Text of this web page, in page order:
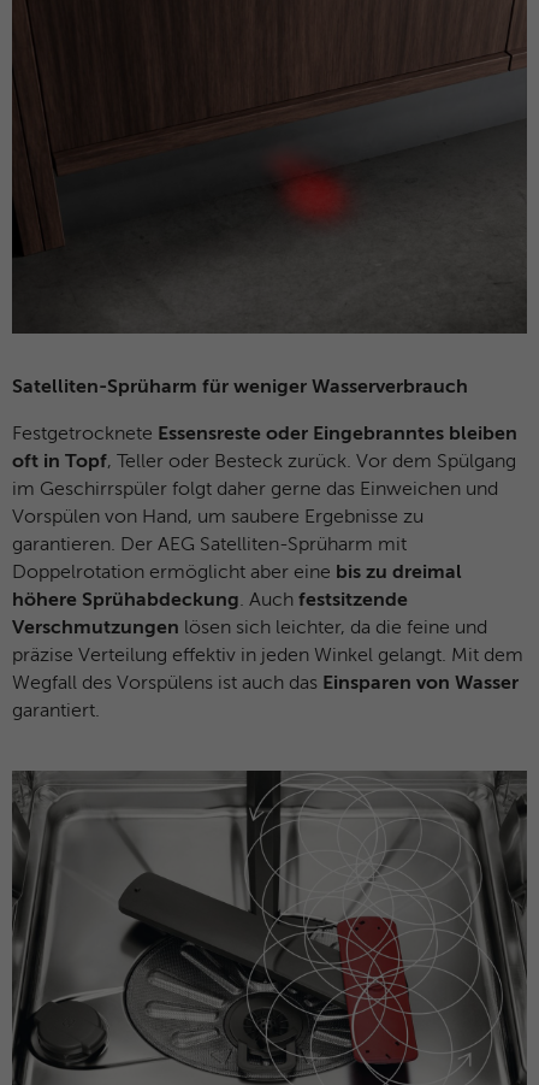
Satelliten-Sprüharm für weniger Wasserverbrauch
Festgetrocknete Essensreste oder Eingebranntes bleiben
oft in Topf, Teller oder Besteck zurück. Vor dem Spülgang
im Geschirrspüler folgt daher gerne das Einweichen und
Vorspülen von Hand, um saubere Ergebnisse zu
garantieren. Der AEG Satelliten-Sprüharm mit
Doppelrotation ermöglicht aber eine bis zu dreimal
höhere Sprühabdeckung. Auch festsitzende
Verschmutzungen lösen sich leichter, da die feine und
präzise Verteilung effektiv in jeden Winkel gelangt. Mit dem
Wegfall des Vorspülens ist auch das Einsparen von Wasser
garantiert.